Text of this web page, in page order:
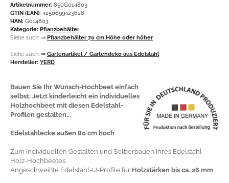
Artikelnummer: 850G014803
GTIN (EAN): 4250699423628
HAN: G014803
Kategorie: Pflanzbehälter
Siehe auch: ⇒ Pflanzbehälter 70 cm Höhe oder höher
Siehe auch: ⇒ Gartenartikel / Gartendeko aus Edelstahl
Hersteller: YERD
Bauen Sie Ihr Wunsch-Hochbeet einfach
selbst: Jetzt kinderleicht ein individuelles
Holzhochbeet mit diesen Edelstahl-
Profilen gestalten...
Edelstahlecke außen 80 cm hoch
Zum individuellen Gestalten und Selberbauen Ihres Edelstahl-
Holz-Hochbeetes.
Angeschweißte Edelstahl-U-Profile für Holzstärken bis ca. 26 mm